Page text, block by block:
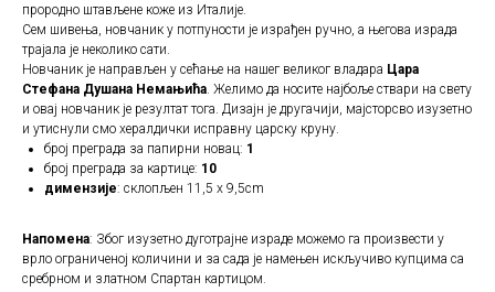
прородно штављене коже из Италије.
Сем шивења, новчаник у потпуности је израђен ручно, а његова израда
трајала је неколико сати.
Новчаник је направљен у сећање на нашег великог владара Цара
Стефана Душана Немањића . Желимо да носите најбоље ствари на свету
и овај новчаник је резултат тога. Дизајн је другачији, мајсторсво изузетно
и утиснули смо хералдички исправну царску круну.
број преграда за папирни новац: 1
број преграда за картице: 10
димензије: склопљен 11,5 х 9,5cm
Напомена: Због изузетно дуготрајне израде можемо га произвести у
врло ограниченој количини и за сада је намењен искључиво купцима са
сребрном и златном Спартан картицом.